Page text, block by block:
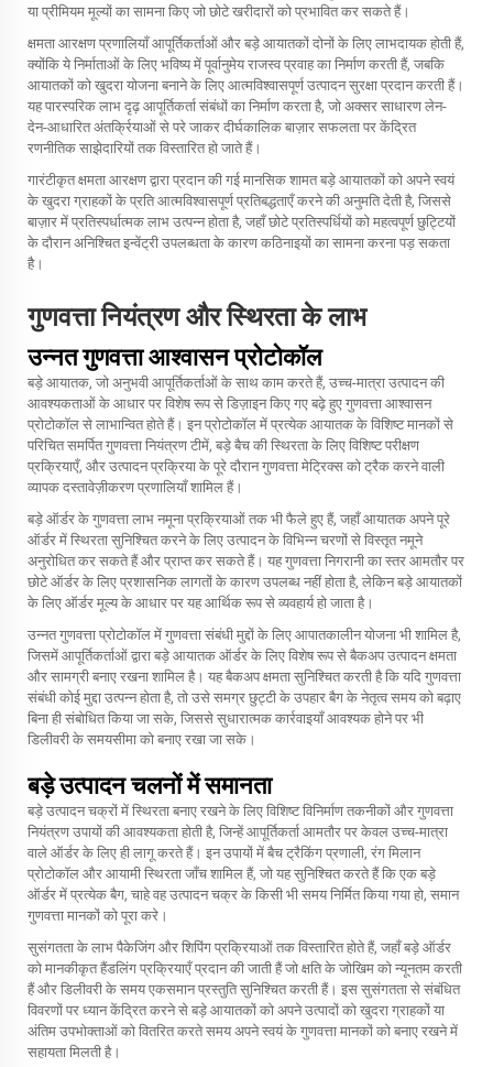
या प्रीमियम मूल्यों का सामना किए जो छोटे खरीदारों को प्रभावित कर सकते हैं।
क्षमता आरक्षण प्रणालियाँ आपूर्तिकर्ताओं और बड़े आयातकों दोनों के लिए लाभदायक होती हैं,
क्योंकि ये निर्माताओं के लिए भविष्य में पूर्वानुमेय राजस्व प्रवाह का निर्माण करती हैं, जबकि
आयातकों को खुदरा योजना बनाने के लिए आत्मविश्वासपूर्ण उत्पादन सुरक्षा प्रदान करती हैं।
यह पारस्परिक लाभ दृढ़ आपूर्तिकर्ता संबंधों का निर्माण करता है, जो अक्सर साधारण लेन-
देन-आधारित अंतर्क्रियाओं से परे जाकर दीर्घकालिक बाज़ार सफलता पर केंद्रित
रणनीतिक साझेदारियों तक विस्तारित हो जाते हैं।
गारंटीकृत क्षमता आरक्षण द्वारा प्रदान की गई मानसिक शामत बड़े आयातकों को अपने स्वयं
के खुदरा ग्राहकों के प्रति आत्मविश्वासपूर्ण प्रतिबद्धताएँ करने की अनुमति देती है, जिससे
बाज़ार में प्रतिस्पर्धात्मक लाभ उत्पन्न होता है, जहाँ छोटे प्रतिस्पर्धियों को महत्वपूर्ण छुट्टियों
के दौरान अनिश्चित इन्वेंट्री उपलब्धता के कारण कठिनाइयों का सामना करना पड़ सकता
है।
गुणवत्ता नियंत्रण और स्थिरता के लाभ
उन्नत गुणवत्ता आश्वासन प्रोटोकॉल
बड़े आयातक, जो अनुभवी आपूर्तिकर्ताओं के साथ काम करते हैं, उच्च-मात्रा उत्पादन की
आवश्यकताओं के आधार पर विशेष रूप से डिज़ाइन किए गए बढ़े हुए गुणवत्ता आश्वासन
प्रोटोकॉल से लाभान्वित होते हैं। इन प्रोटोकॉल में प्रत्येक आयातक के विशिष्ट मानकों से
परिचित समर्पित गुणवत्ता नियंत्रण टीमें, बड़े बैच की स्थिरता के लिए विशिष्ट परीक्षण
प्रक्रियाएँ, और उत्पादन प्रक्रिया के पूरे दौरान गुणवत्ता मेट्रिक्स को ट्रैक करने वाली
व्यापक दस्तावेज़ीकरण प्रणालियाँ शामिल हैं।
बड़े ऑर्डर के गुणवत्ता लाभ नमूना प्रक्रियाओं तक भी फैले हुए हैं, जहाँ आयातक अपने पूरे
ऑर्डर में स्थिरता सुनिश्चित करने के लिए उत्पादन के विभिन्न चरणों से विस्तृत नमूने
अनुरोधित कर सकते हैं और प्राप्त कर सकते हैं। यह गुणवत्ता निगरानी का स्तर आमतौर पर
छोटे ऑर्डर के लिए प्रशासनिक लागतों के कारण उपलब्ध नहीं होता है, लेकिन बड़े आयातकों
के लिए ऑर्डर मूल्य के आधार पर यह आर्थिक रूप से व्यवहार्य हो जाता है।
उन्नत गुणवत्ता प्रोटोकॉल में गुणवत्ता संबंधी मुद्दों के लिए आपातकालीन योजना भी शामिल है,
जिसमें आपूर्तिकर्ताओं द्वारा बड़े आयातक ऑर्डर के लिए विशेष रूप से बैकअप उत्पादन क्षमता
और सामग्री बनाए रखना शामिल है। यह बैकअप क्षमता सुनिश्चित करती है कि यदि गुणवत्ता
संबंधी कोई मुद्दा उत्पन्न होता है, तो उसे समग्र छुट्टी के उपहार बैग के नेतृत्व समय को बढ़ाए
बिना ही संबोधित किया जा सके, जिससे सुधारात्मक कार्रवाइयाँ आवश्यक होने पर भी
डिलीवरी के समयसीमा को बनाए रखा जा सके।
बड़े उत्पादन चलनों में समानता
बड़े उत्पादन चक्रों में स्थिरता बनाए रखने के लिए विशिष्ट विनिर्माण तकनीकों और गुणवत्ता
नियंत्रण उपायों की आवश्यकता होती है, जिन्हें आपूर्तिकर्ता आमतौर पर केवल उच्च-मात्रा
वाले ऑर्डर के लिए ही लागू करते हैं। इन उपायों में बैच ट्रैकिंग प्रणाली, रंग मिलान
प्रोटोकॉल और आयामी स्थिरता जाँच शामिल हैं, जो यह सुनिश्चित करते हैं कि एक बड़े
ऑर्डर में प्रत्येक बैग, चाहे वह उत्पादन चक्र के किसी भी समय निर्मित किया गया हो, समान
गुणवत्ता मानकों को पूरा करे।
सुसंगतता के लाभ पैकेजिंग और शिपिंग प्रक्रियाओं तक विस्तारित होते हैं, जहाँ बड़े ऑर्डर
को मानकीकृत हैंडलिंग प्रक्रियाएँ प्रदान की जाती हैं जो क्षति के जोखिम को न्यूनतम करती
हैं और डिलीवरी के समय एकसमान प्रस्तुति सुनिश्चित करती हैं। इस सुसंगतता से संबंधित
विवरणों पर ध्यान केंद्रित करने से बड़े आयातकों को अपने उत्पादों को खुदरा ग्राहकों या
अंतिम उपभोक्ताओं को वितरित करते समय अपने स्वयं के गुणवत्ता मानकों को बनाए रखने में
सहायता मिलती है।